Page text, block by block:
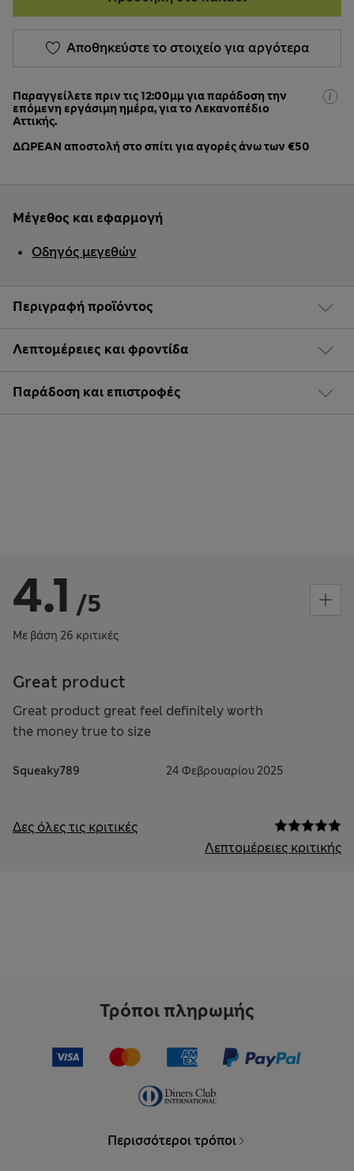
Αποθηκεύστε το στοιχείο για αργότερα
Παραγγείλετε πριν τις 12:00μμ για παράδοση την
επόμενη εργάσιμη ημέρα, για το Λεκανοπέδιο
Αττικής.
ΔΩΡΕΑΝ αποστολή στο σπίτι για αγορές άνω των €50
Περιγραφή προϊόντος
Λεπτομέρειες και φροντίδα
Παράδοση και επιστροφές
Μέγεθος και εφαρμογή
Οδηγός μεγεθών
4.1 /5
Με βάση 26 κριτικές
Great product
Great product great feel definitely worth
the money true to size
Squeaky789 24 Φεβρουαρίου 2025
Δες όλες τις κριτικές
Λεπτομέρειες κριτικής
Τρόποι πληρωμής
Περισσότεροι τρόποι